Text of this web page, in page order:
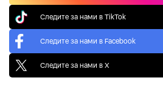
Следите за нами в TikTok
Следите за нами в Facebook
Следите за нами в X